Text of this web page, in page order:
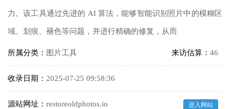
力。该工具通过先进的 AI 算法，能够智能识别照片中的模糊区
域、划痕、褪色等问题，并进行精确的修复，从而
所属分类： 图片工具 来访估算： 46
收录日期： 2025-07-25 09:58:36
源站网址： restoreoldphotos.io 进入网站